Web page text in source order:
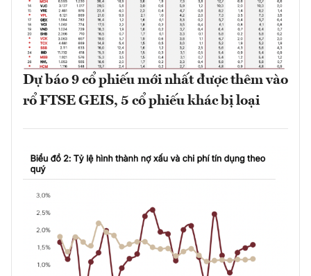
Dự báo 9 cổ phiếu mới nhất được thêm vào
rổ FTSE GEIS, 5 cổ phiếu khác bị loại